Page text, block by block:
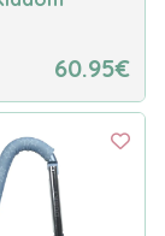
60.95€